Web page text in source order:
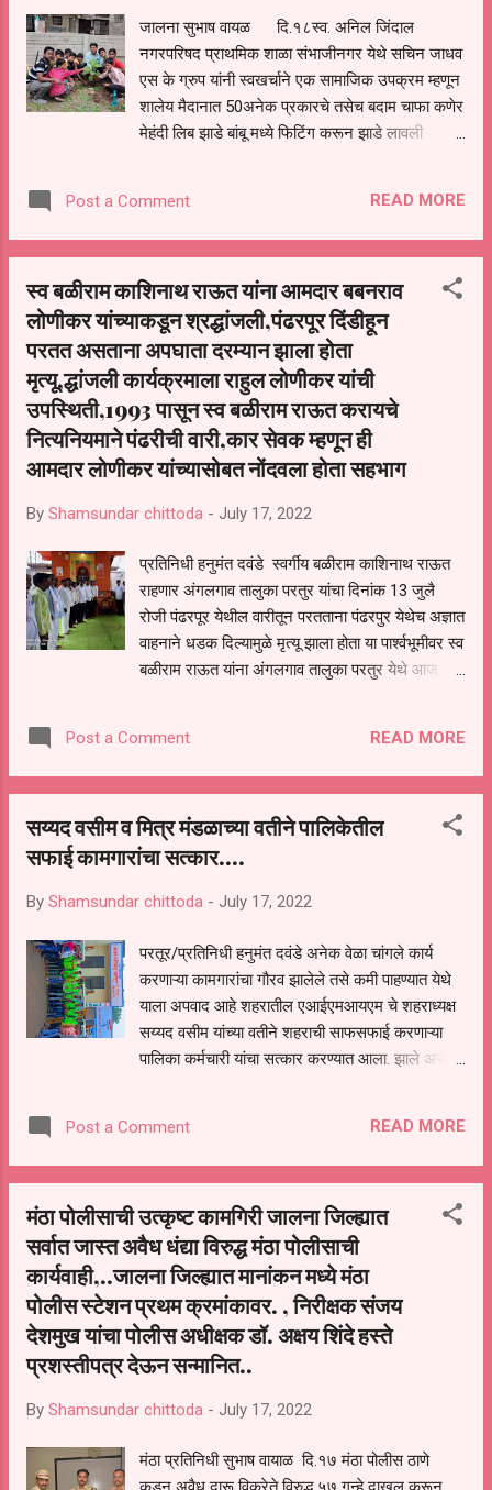
धोंडोपंत मानवतकर, डॉ.प्रतापसिंह चाटसे, अरामकिसन
कांबळे, नगरसेवक राजेश खंदारे, अरुणभाऊ वाघमारे,
बाळासाहेब वांजोळकर,ॲड सिद्धार्थ अवसरमोल, प्रकाश
घुले, शरदभाऊ मोरे, मारुती खनपटे, राज खनपटे, पिराजी
पवळे,...
जालना सुभाष वायळ दि.१८स्व. अनिल जिंदाल
नगरपरिषद प्राथमिक शाळा संभाजीनगर येथे सचिन जाधव
एस के ग्रुप यांनी स्वखर्चाने एक सामाजिक उपक्रम म्हणून
शालेय मैदानात 50अनेक प्रकारचे तसेच बदाम चाफा कणेर
मेहंदी लिब झाडे बांबू मध्ये फिटिंग करून झाडे लावली
बद्दल सचिन जाधव एस जे ग्रुप चे धन्यवाद शाळेचे
मुख्याध्यापक राजेश मुंडलिक यांनी मानले.
Post a Comment READ MORE
स्व बळीराम काशिनाथ राऊत यांना आमदार बबनराव
लोणीकर यांच्याकडून श्रद्धांजली,पंढरपूर दिंडीहून
परतत असताना अपघाता दरम्यान झाला होता
मृत्यू,द्धांजली कार्यक्रमाला राहुल लोणीकर यांची
उपस्थिती,1993 पासून स्व बळीराम राऊत करायचे
नित्यनियमाने पंढरीची वारी,कार सेवक म्हणून ही
आमदार लोणीकर यांच्यासोबत नोंदवला होता सहभाग
By Shamsundar chittoda - July 17, 2022
प्रतिनिधी हनुमंत दवंडे स्वर्गीय बळीराम काशिनाथ राऊत
राहणार अंगलगाव तालुका परतुर यांचा दिनांक 13 जुलै
रोजी पंढरपूर येथील वारीतून परतताना पंढरपुर येथेच अज्ञात
वाहनाने धडक दिल्यामुळे मृत्यू झाला होता या पार्श्वभूमीवर स्व
बळीराम राऊत यांना अंगलगाव तालुका परतुर येथे आज
लोणीकर यांनी चिरंजीव युवा मोर्चा प्रदेश महामंत्री राहुल
भैया लोणीकर यांना स्वर्गीय राऊत यांचे मुळगाव अंगलगाव
यांना श्रद्धांजली अर्पित केली यावेळी बोलताना माजी मंत्री
आमदार बबनराव लोणीकर म्हणाले की स्वर्गीय बळीरामजी
चुकता ते पंढरपूरला विठुरायाच्या दर्शनासाठी दिंडी मधून
त्यांच्यावर घाला घातला आणि निष्कलंक निष्पाप माझे
सहकारी बळीराम राऊत यांचा अपघात होऊन त्यातच त्यांचा
मृत्यू झाला ही गोष्ट अतिशय दुर्दैवी असून मनाला बोचणारी
आहे असे सांगतानाच आमदार लोणीकर म्हणा...
Post a Comment READ MORE
सय्यद वसीम व मित्र मंडळाच्या वतीने पालिकेतील
सफाई कामगारांचा सत्कार....
By Shamsundar chittoda - July 17, 2022
परतूर/प्रतिनिधी हनुमंत दवंडे अनेक वेळा चांगले कार्य
करणाऱ्या कामगारांचा गौरव झालेले तसे कमी पाहण्यात येथे
याला अपवाद आहे शहरातील एआईएमआयएम चे शहराध्यक्ष
सय्यद वसीम यांच्या वतीने शहराची साफसफाई करणाऱ्या
पालिका कर्मचारी यांचा सत्कार करण्यात आला. झाले असे
शहरातील विविध भागांतील स्वच्छता करून आपल्या
कर्तृत्वाची झलक दाखवून देणाऱ्या पालिका कर्मचारी यांनी
घाटेकर ,निरीक्षक रवी देशपांडे यांच्या मार्गदर्शनाखाली
साफसफाई केली याबाबत नागरिकांमधून समाधान व्यक्त
करण्यात आला होता याबाबतची दखल घेत सय्यद वसीम व
त्यांच्या मित्रमंडळी यांनी दिनांक 17 जुलै रोजी पालिकेत
जाऊन सफाई कामगार यांचा सत्कार केला यावेळी सय्यद
रहेमान,इसा अन्सारी,नईम भाई,शेख हसन,रज्जाक
कुरेशी,नजीब काजी,शेख आसेफ,अनिल पारीख यांच्यासह
पालिकेतील सफाई कामगार व अन्य कर्मचारी उपस्थित होते.
Post a Comment READ MORE
मंठा पोलीसाची उत्कृष्ट कामगिरी जालना जिल्ह्यात
सर्वात जास्त अवैध धंद्या विरुद्ध मंठा पोलीसाची
कार्यवाही,..जालना जिल्ह्यात मानांकन मध्ये मंठा
पोलीस स्टेशन प्रथम क्रमांकावर. , निरीक्षक संजय
देशमुख यांचा पोलीस अधीक्षक डॉ. अक्षय शिंदे हस्ते
प्रशस्तीपत्र देऊन सन्मानित..
By Shamsundar chittoda - July 17, 2022
मंठा प्रतिनिधी सुभाष वायाळ दि.१७ मंठा पोलीस ठाणे